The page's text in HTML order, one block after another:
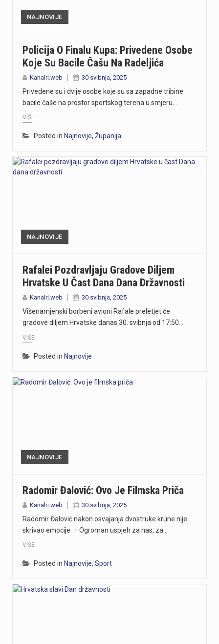
NAJNOVIJE
Policija O Finalu Kupa: Privedene Osobe
Koje Su Bacile Čašu Na Radeljića
Kanalri.web 30 svibnja, 2025
Privedene su i dvije osobe koje su sa zapadne tribine
bacile čaše na prostor sportskog terena u smjeru…
VIŠE
Posted in Najnovije, Županija
NAJNOVIJE
Rafalei Pozdravljaju Gradove Diljem
Hrvatske U Čast Dana Dana Državnosti
Kanalri.web 30 svibnja, 2025
Višenamjenski borbeni avioni Rafale preletjet će
gradove diljem Hrvatske danas 30. svibnja od 17:50…
VIŠE
Posted in Najnovije
NAJNOVIJE
Radomir Đalović: Ovo Je Filmska Priča
Kanalri.web 30 svibnja, 2025
Radomir Đalović nakon osvajanja dvostruke krune nije
skrivao emocije. – Ogroman uspjeh za nas, za…
VIŠE
Posted in Najnovije, Sport